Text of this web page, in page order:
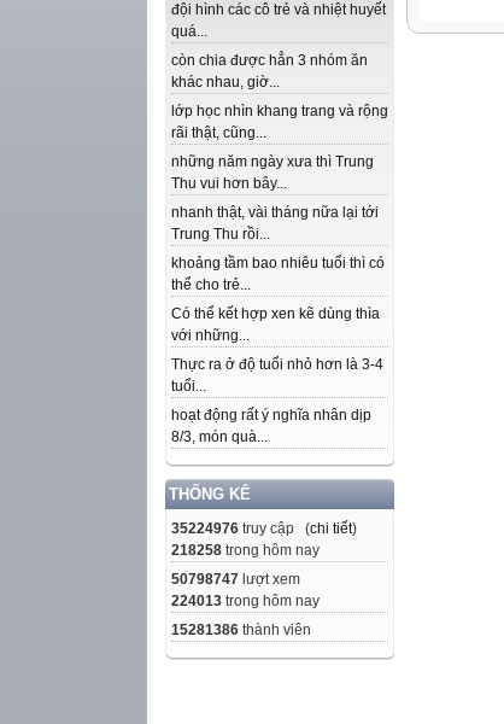
đội hình các cô trẻ và nhiệt huyết
quá...
còn chia được hẳn 3 nhóm ăn
khác nhau, giờ...
lớp học nhìn khang trang và rộng
rãi thật, cũng...
những năm ngày xưa thì Trung
Thu vui hơn bây...
nhanh thật, vài tháng nữa lại tới
Trung Thu rồi...
khoảng tầm bao nhiêu tuổi thì có
thể cho trẻ...
Có thể kết hợp xen kẽ dùng thìa
với những...
Thực ra ở độ tuổi nhỏ hơn là 3-4
tuổi...
hoạt động rất ý nghĩa nhân dịp
8/3, món quà...
THỐNG KÊ
35224976 truy cập (chi tiết)
218258 trong hôm nay
50798747 lượt xem
224013 trong hôm nay
15281386 thành viên